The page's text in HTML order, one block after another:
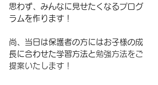
思わず、みんなに見せたくなるプログ
ラムを作ります！
尚、当日は保護者の方にはお子様の成
長に合わせた学習方法と勉強方法をご
提案いたします！